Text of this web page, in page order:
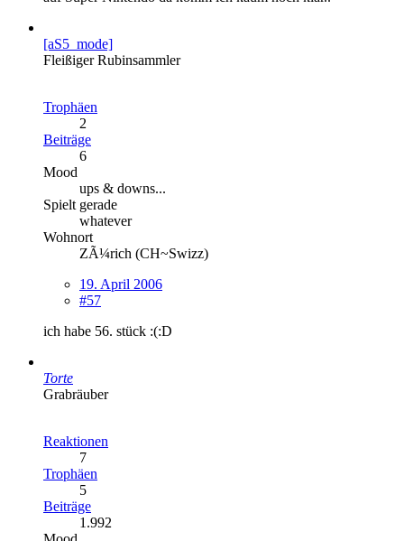
[aS5_mode]
Fleißiger Rubinsammler
Trophäen
2
Beiträge
6
Mood
ups & downs...
Spielt gerade
whatever
Wohnort
ZÃ¼rich (CH~Swizz)
19. April 2006
#57
ich habe 56. stück :(:D
Torte
Grabräuber
Reaktionen
7
Trophäen
5
Beiträge
1.992